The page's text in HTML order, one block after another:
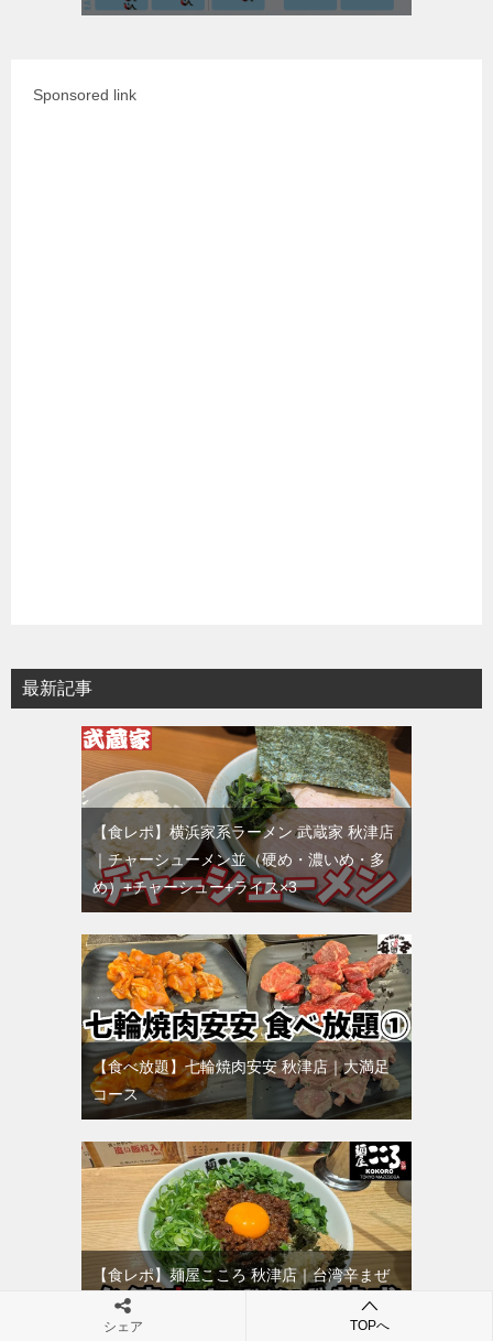
Sponsored link
最新記事
【食レポ】横浜家系ラーメン 武蔵家 秋津店
｜チャーシューメン並（硬め・濃いめ・多
め）+チャーシュー+ライス×3
【食べ放題】七輪焼肉安安 秋津店｜大満足
コース
【食レポ】麺屋こころ 秋津店｜台湾辛まぜ
そば（辛）+麺特盛り（360g）+チーズ
シェア TOPへ